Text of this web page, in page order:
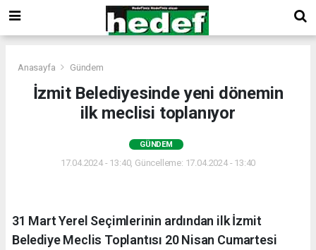
Anasayfa Gündem
İzmit Belediyesinde yeni dönemin
ilk meclisi toplanıyor
GÜNDEM
17.04.2024 - 13:40, Güncelleme: 17.04.2024 - 13:40
31 Mart Yerel Seçimlerinin ardından ilk İzmit
Belediye Meclis Toplantısı 20 Nisan Cumartesi